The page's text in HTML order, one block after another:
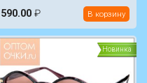
590.00 ₽ В корзину
Новинка